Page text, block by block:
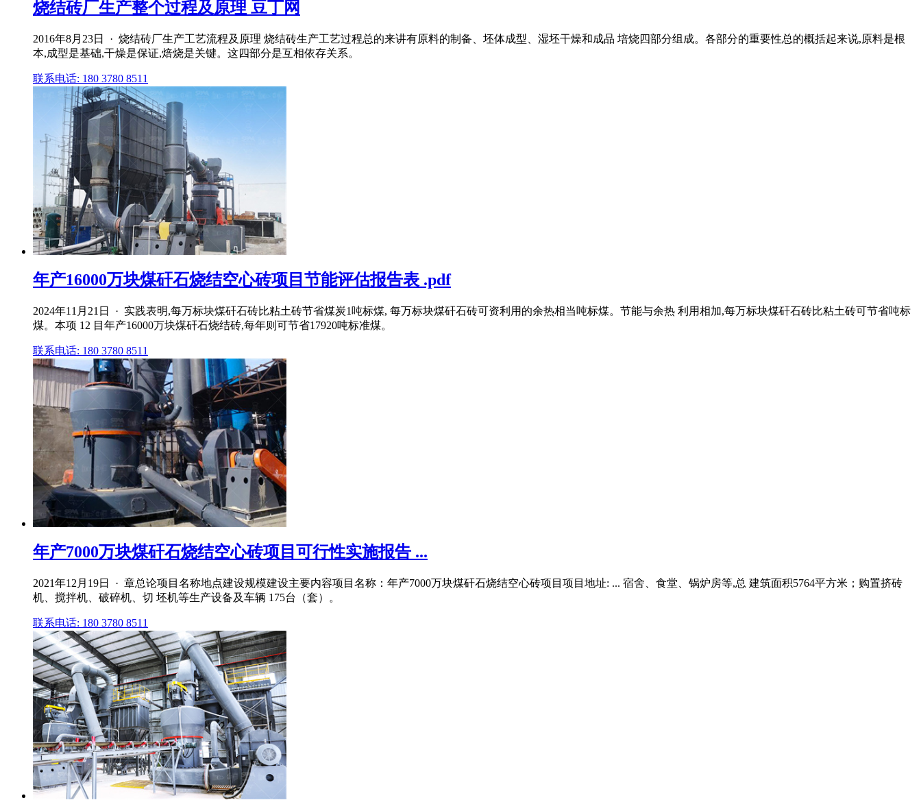
烧结砖厂生产整个过程及原理 豆丁网
2016年8月23日 · 烧结砖厂生产工艺流程及原理 烧结砖生产工艺过程总的来讲有原料的制备、坯体成型、湿坯干燥和成品 培烧四部分组成。各部分的重要性总的概括起来说,原料是根
本,成型是基础,干燥是保证,焙烧是关键。这四部分是互相依存关系。
联系电话: 180 3780 8511
年产16000万块煤矸石烧结空心砖项目节能评估报告表 .pdf
2024年11月21日 · 实践表明,每万标块煤矸石砖比粘土砖节省煤炭1吨标煤, 每万标块煤矸石砖可资利用的余热相当吨标煤。节能与余热 利用相加,每万标块煤矸石砖比粘土砖可节省吨标
煤。本项 12 目年产16000万块煤矸石烧结砖,每年则可节省17920吨标准煤。
联系电话: 180 3780 8511
年产7000万块煤矸石烧结空心砖项目可行性实施报告 ...
2021年12月19日 · 章总论项目名称地点建设规模建设主要内容项目名称：年产7000万块煤矸石烧结空心砖项目项目地址: ... 宿舍、食堂、锅炉房等,总 建筑面积5764平方米；购置挤砖
机、搅拌机、破碎机、切 坯机等生产设备及车辆 175台（套）。
联系电话: 180 3780 8511